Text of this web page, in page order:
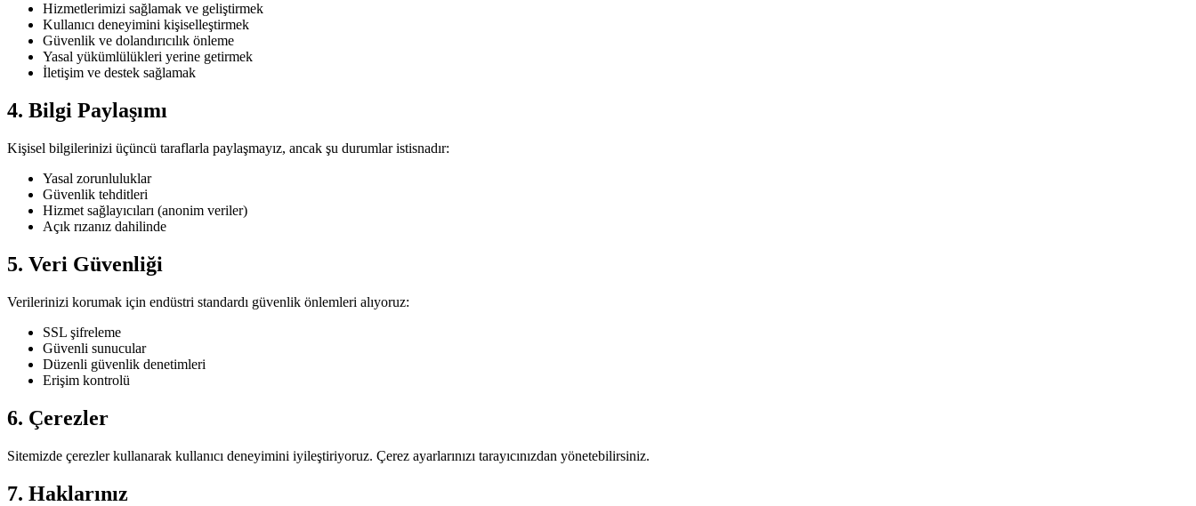
Hizmetlerimizi sağlamak ve geliştirmek
Kullanıcı deneyimini kişiselleştirmek
Güvenlik ve dolandırıcılık önleme
Yasal yükümlülükleri yerine getirmek
İletişim ve destek sağlamak
4. Bilgi Paylaşımı
Kişisel bilgilerinizi üçüncü taraflarla paylaşmayız, ancak şu durumlar istisnadır:
Yasal zorunluluklar
Güvenlik tehditleri
Hizmet sağlayıcıları (anonim veriler)
Açık rızanız dahilinde
5. Veri Güvenliği
Verilerinizi korumak için endüstri standardı güvenlik önlemleri alıyoruz:
SSL şifreleme
Güvenli sunucular
Düzenli güvenlik denetimleri
Erişim kontrolü
6. Çerezler
Sitemizde çerezler kullanarak kullanıcı deneyimini iyileştiriyoruz. Çerez ayarlarınızı tarayıcınızdan yönetebilirsiniz.
7. Haklarınız